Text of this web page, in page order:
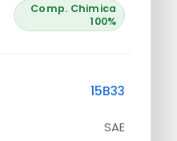
Comp. Chimica
100%
15B33
SAE